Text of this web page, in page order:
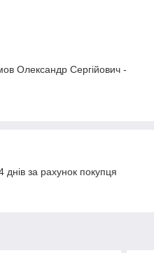
Олександр Сергійович -
за рахунок покупця